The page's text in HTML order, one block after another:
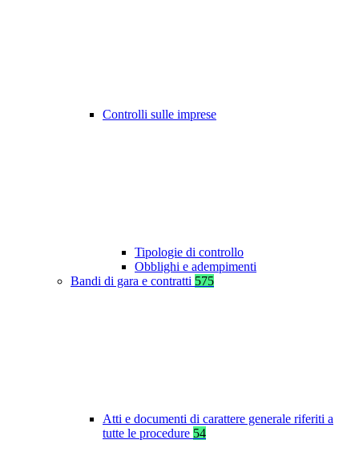
Controlli sulle imprese
Tipologie di controllo
Obblighi e adempimenti
Bandi di gara e contratti 575
Atti e documenti di carattere generale riferiti a
tutte le procedure 54